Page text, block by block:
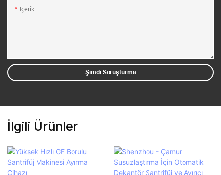
Içerik
Şimdi Soruşturma
İlgili Ürünler